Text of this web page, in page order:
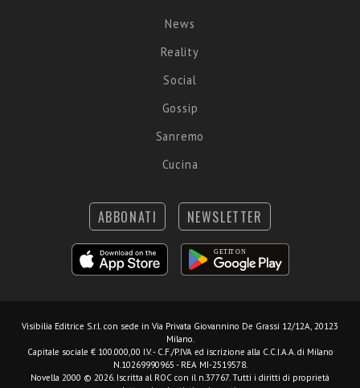
News
Reality
Social
Gossip
Sanremo
Cucina
ABBONATI NEWSLETTER
Visibilia Editrice S.r.l. con sede in Via Privata Giovannino De Grassi 12/12A, 20123
Milano.
Capitale sociale € 100.000,00 I.V. - C.F./P.IVA ed iscrizione alla C.C.I.A.A. di Milano
N.10269990965 - REA MI-2519578.
Novella 2000 © 2026. Iscritta al ROC con il n.37767. Tutti i diritti di proprietà